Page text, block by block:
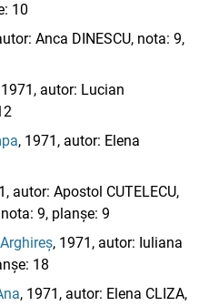
10
Anca DINESCU, nota: 9,
1971, autor: Lucian
, 1971, autor: Elena
autor: Apostol CUTELECU,
9, planșe: 9
, 1971, autor: Iuliana
18
, 1971, autor: Elena CLIZA,